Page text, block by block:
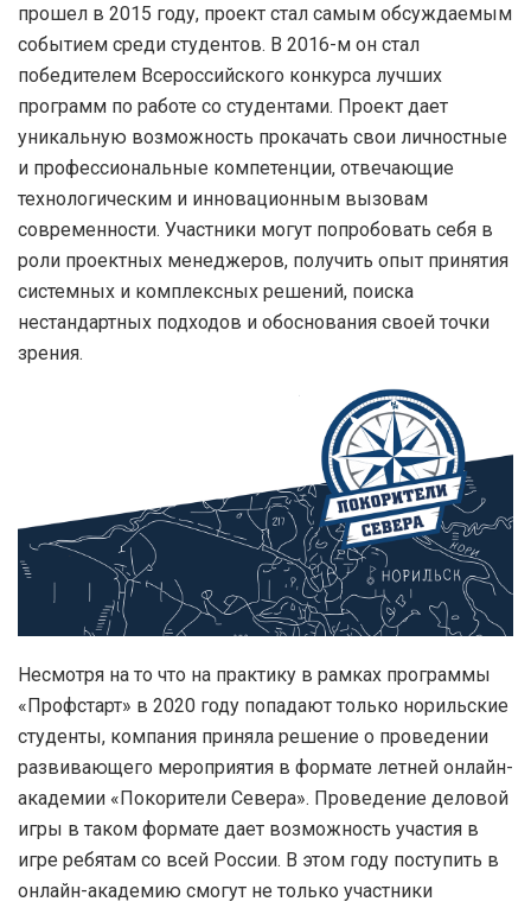
прошел в 2015 году, проект стал самым обсуждаемым
событием среди студентов. В 2016-м он стал
победителем Всероссийского конкурса лучших
программ по работе со студентами. Проект дает
уникальную возможность прокачать свои личностные
и профессиональные компетенции, отвечающие
технологическим и инновационным вызовам
современности. Участники могут попробовать себя в
роли проектных менеджеров, получить опыт принятия
системных и комплексных решений, поиска
нестандартных подходов и обоснования своей точки
зрения.
Несмотря на то что на практику в рамках программы
«Профстарт» в 2020 году попадают только норильские
студенты, компания приняла решение о проведении
развивающего мероприятия в формате летней онлайн-
академии «Покорители Севера». Проведение деловой
игры в таком формате дает возможность участия в
игре ребятам со всей России. В этом году поступить в
онлайн-академию смогут не только участники